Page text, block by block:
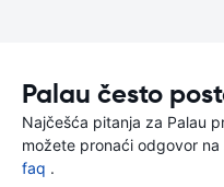
Palau često
Najčešća pitanja za Palau
možete pronaći odgovor
faq .